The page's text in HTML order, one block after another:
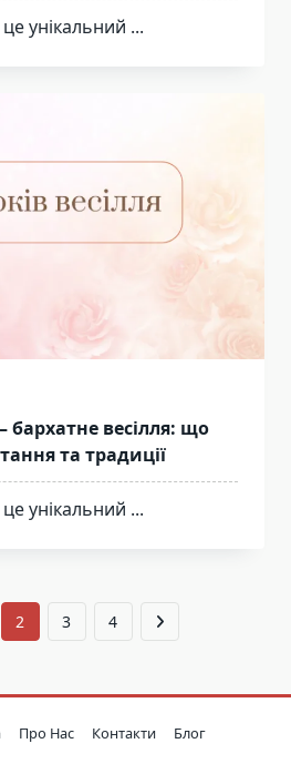
це унікальний ...
бархатне весілля: що
та традиції
це унікальний ...
2 3 4
Про Нас Контакти Блог